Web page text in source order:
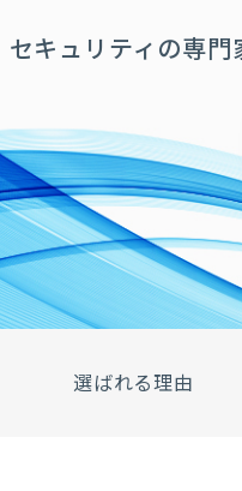
セキュリティの専
選ばれる理由